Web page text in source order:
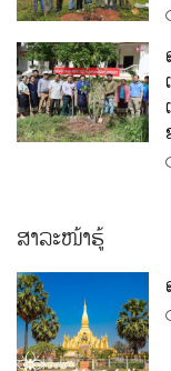
ສາລະໜ້າຮູ້